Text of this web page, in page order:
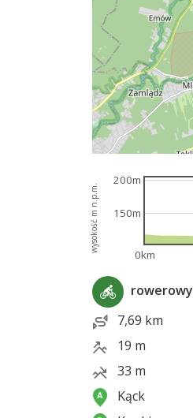
wysokość m n.p.m.
0km
150m
200m
rowerowy
7,69 km
19 m
33 m
Kąck